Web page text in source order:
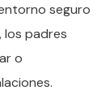
seguro
los padres
o